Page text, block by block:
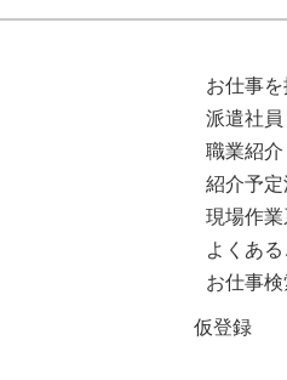
お仕事
派遣社員
職業紹介
紹介予定
現場作業
よくあ
お仕事検
仮登録